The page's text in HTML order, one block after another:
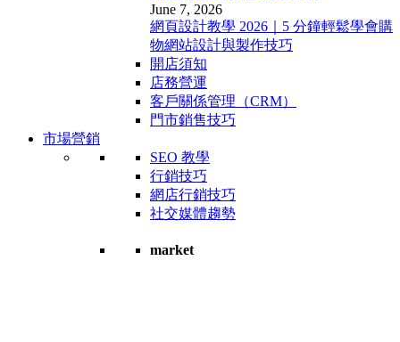
June 7, 2026
網頁設計教學 2026｜5 分鐘輕鬆學會購
物網站設計與製作技巧
開店須知
店務營運
客戶關係管理（CRM）
門市銷售技巧
市場營銷
SEO 教學
行銷技巧
網店行銷技巧
社交媒體趨勢
market